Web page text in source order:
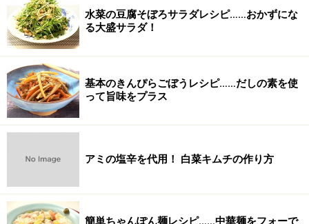
水菜の豆腐そぼろサラダレシピ……おかずにな
る大盛サラダ！
基本のきんぴらごぼうレシピ……だしの素を使
って旨味をプラス
アミの塩辛を代用！ 白菜キムチの作り方
簡単ちゃんぽん麺レシピ……中華麺をフォーで